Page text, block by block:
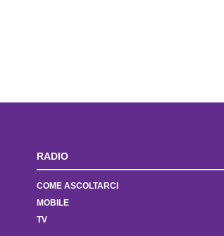
RADIO
COME ASCOLTARCI
MOBILE
TV